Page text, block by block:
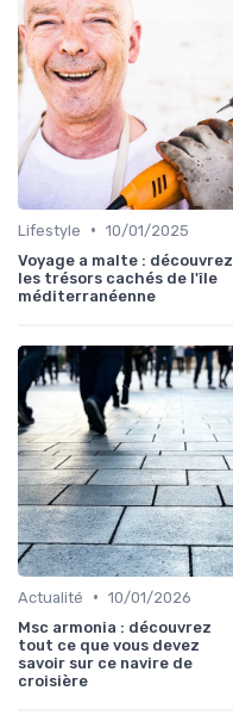
Lifestyle • 10/01/2025
Voyage a malte : découvrez
les trésors cachés de l'île
méditerranéenne
Actualité • 10/01/2026
Msc armonia : découvrez
tout ce que vous devez
savoir sur ce navire de
croisière